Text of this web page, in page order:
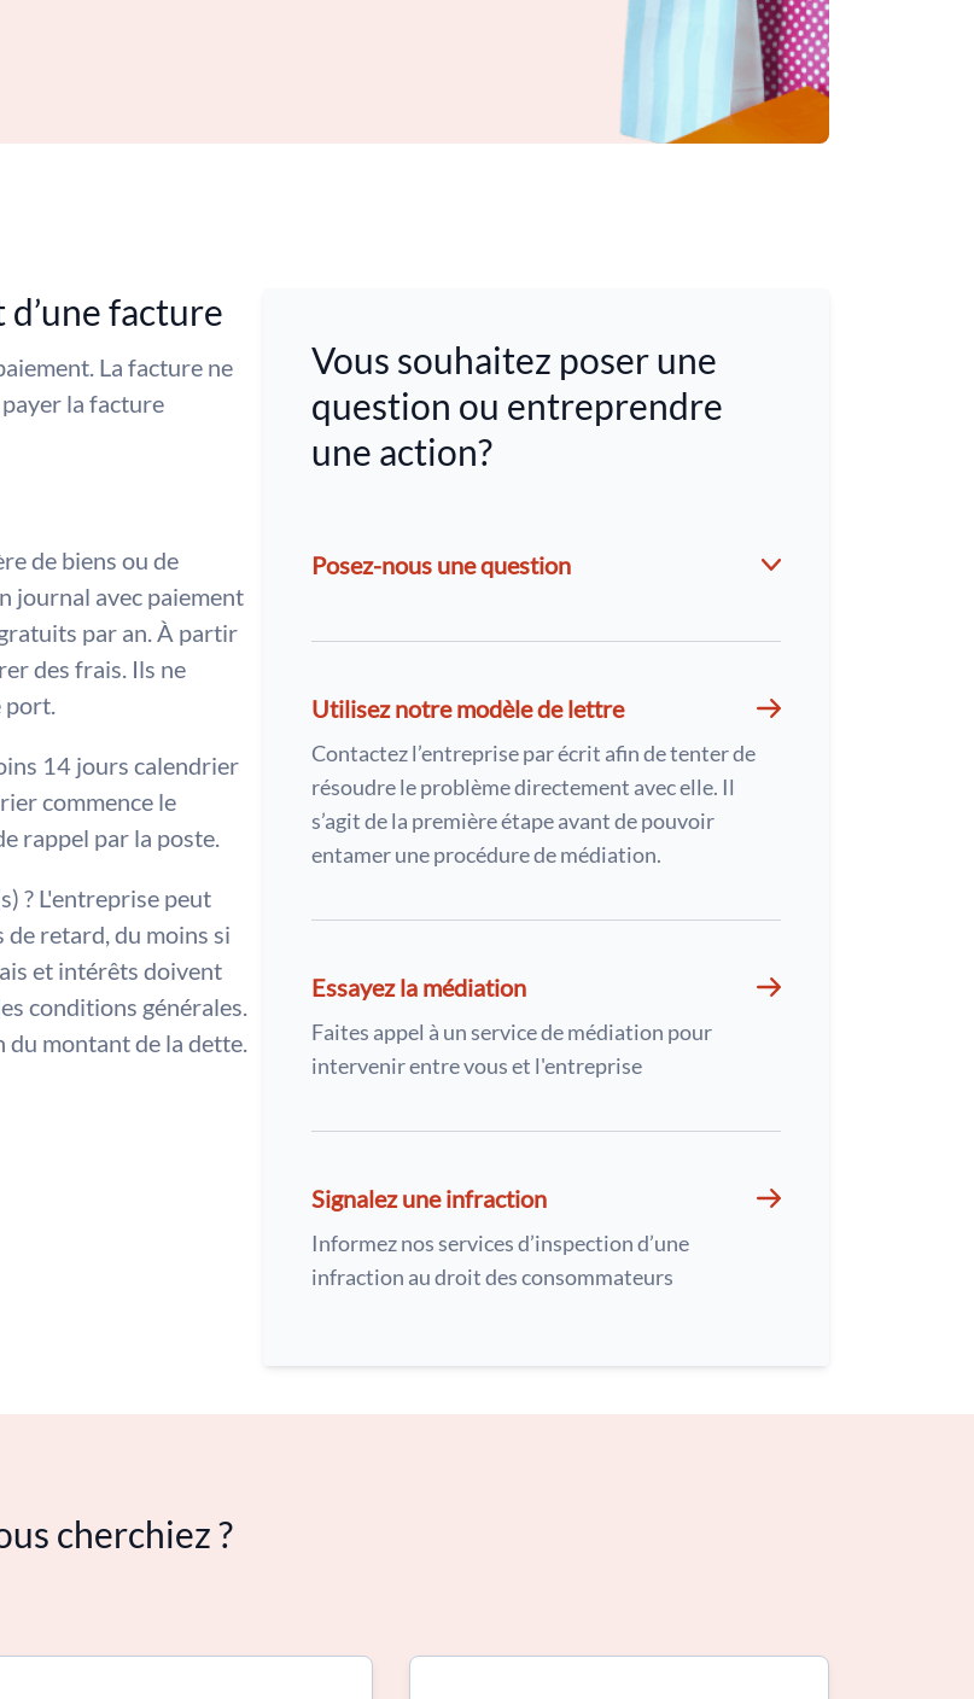
facture
La facture ne
payer la facture
de biens ou de
journal avec paiement
par an. À partir
des frais. Ils ne
port.
14 jours calendrier
commence le
rappel par la poste.
? L'entreprise peut
retard, du moins si
et intérêts doivent
conditions générales.
du montant de la dette.
Vous souhaitez poser une
question ou entreprendre
une action?
Posez-nous une question
Utilisez notre modèle de lettre
Contactez l’entreprise par écrit afin de tenter de
résoudre le problème directement avec elle. Il
s’agit de la première étape avant de pouvoir
entamer une procédure de médiation.
Essayez la médiation
Faites appel à un service de médiation pour
intervenir entre vous et l'entreprise
Signalez une infraction
Informez nos services d’inspection d’une
infraction au droit des consommateurs
cherchiez ?